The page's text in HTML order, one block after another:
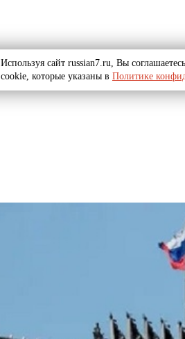
Используя сайт russian7.ru, Вы
cookie, которые указаны в Политике